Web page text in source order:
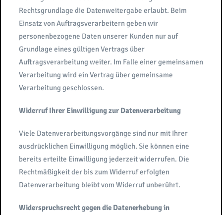
Rechtsgrundlage die Datenweitergabe erlaubt. Beim
Einsatz von Auftragsverarbeitern geben wir
personenbezogene Daten unserer Kunden nur auf
Grundlage eines gültigen Vertrags über
Auftragsverarbeitung weiter. Im Falle einer gemeinsamen
Verarbeitung wird ein Vertrag über gemeinsame
Verarbeitung geschlossen.
Widerruf Ihrer Einwilligung zur Datenverarbeitung
Viele Datenverarbeitungsvorgänge sind nur mit Ihrer
ausdrücklichen Einwilligung möglich. Sie können eine
bereits erteilte Einwilligung jederzeit widerrufen. Die
Rechtmäßigkeit der bis zum Widerruf erfolgten
Datenverarbeitung bleibt vom Widerruf unberührt.
Widerspruchsrecht gegen die Datenerhebung in